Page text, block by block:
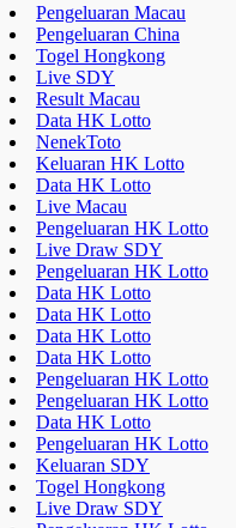
Pengeluaran Macau
Pengeluaran China
Togel Hongkong
Live SDY
Result Macau
Data HK Lotto
NenekToto
Keluaran HK Lotto
Data HK Lotto
Live Macau
Pengeluaran HK Lotto
Live Draw SDY
Pengeluaran HK Lotto
Data HK Lotto
Data HK Lotto
Data HK Lotto
Data HK Lotto
Pengeluaran HK Lotto
Pengeluaran HK Lotto
Data HK Lotto
Pengeluaran HK Lotto
Keluaran SDY
Togel Hongkong
Live Draw SDY